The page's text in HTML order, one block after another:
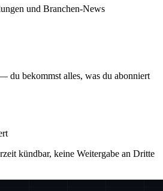
und Branchen-News
du bekommst alles, was du abonniert
kündbar, keine Weitergabe an Dritte